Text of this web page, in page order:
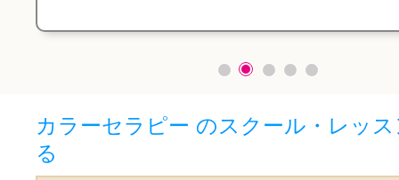
カラーセラピー のスクール・レッ
る